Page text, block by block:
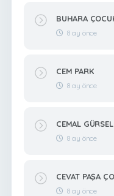
BUHARA
8 ay önce
CEM PARK
8 ay önce
CEMAL
8 ay önce
CEVAT PAŞA
8 ay önce